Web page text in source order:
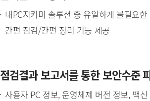
내PC지키미 솔루션 중 유일하게 불필요
간편 점검/간편 정리 기능 제공
점검결과 보고서를 통한 보안수준
사용자 PC 정보, 운영체제 버전 정보, 백